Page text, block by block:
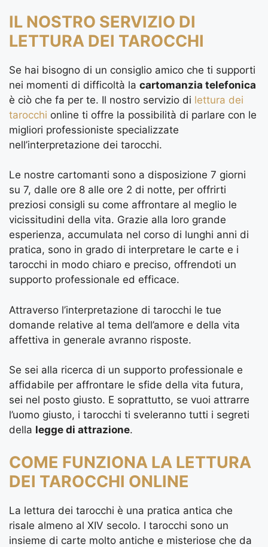
IL NOSTRO SERVIZIO DI
LETTURA DEI TAROCCHI
Se hai bisogno di un consiglio amico che ti supporti
nei momenti di difficoltà la cartomanzia telefonica
è ciò che fa per te. Il nostro servizio di lettura dei
tarocchi online ti offre la possibilità di parlare con le
migliori professioniste specializzate
nell’interpretazione dei tarocchi.
Le nostre cartomanti sono a disposizione 7 giorni
su 7, dalle ore 8 alle ore 2 di notte, per offrirti
preziosi consigli su come affrontare al meglio le
vicissitudini della vita. Grazie alla loro grande
esperienza, accumulata nel corso di lunghi anni di
pratica, sono in grado di interpretare le carte e i
tarocchi in modo chiaro e preciso, offrendoti un
supporto professionale ed efficace.
Attraverso l’interpretazione di tarocchi le tue
domande relative al tema dell’amore e della vita
affettiva in generale avranno risposte.
Se sei alla ricerca di un supporto professionale e
affidabile per affrontare le sfide della vita futura,
sei nel posto giusto. E soprattutto, se vuoi attrarre
l’uomo giusto, i tarocchi ti sveleranno tutti i segreti
della legge di attrazione.
COME FUNZIONA LA LETTURA
DEI TAROCCHI ONLINE
La lettura dei tarocchi è una pratica antica che
risale almeno al XIV secolo. I tarocchi sono un
insieme di carte molto antiche e misteriose che da